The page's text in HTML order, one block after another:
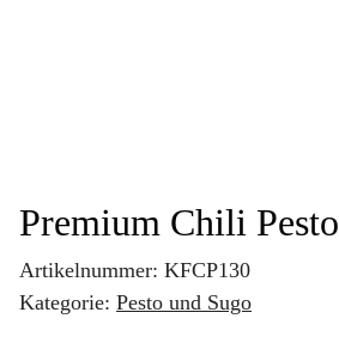
Premium Chili
Artikelnummer: KFCP130
Kategorie: Pesto und Sugo